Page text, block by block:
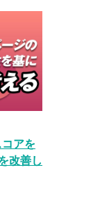
コアを
改善し